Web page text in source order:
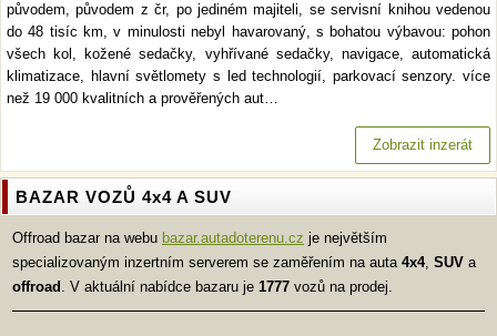
původem, původem z čr, po jediném majiteli, se servisní knihou vedenou
do 48 tisíc km, v minulosti nebyl havarovaný, s bohatou výbavou: pohon
všech kol, kožené sedačky, vyhřívané sedačky, navigace, automatická
klimatizace, hlavní světlomety s led technologií, parkovací senzory. více
než 19 000 kvalitních a prověřených aut…
Zobrazit inzerát
BAZAR VOZŮ 4x4 A SUV
Offroad bazar na webu bazar.autadoterenu.cz je největším
specializovaným inzertním serverem se zaměřením na auta 4x4, SUV a
offroad . V aktuální nabídce bazaru je 1777 vozů na prodej.